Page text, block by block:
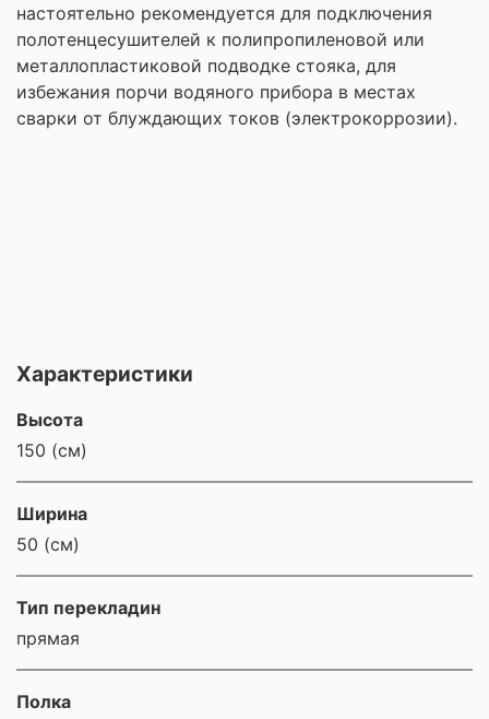
настоятельно рекомендуется для подключения
полотенцесушителей к полипропиленовой или
металлопластиковой подводке стояка, для
избежания порчи водяного прибора в местах
сварки от блуждающих токов (электрокоррозии).
Характеристики
Высота
150 (см)
Ширина
50 (см)
Тип перекладин
прямая
Полка